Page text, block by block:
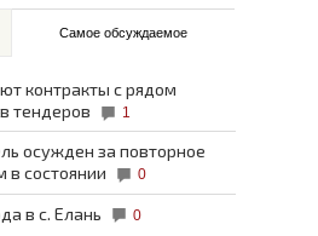
Самое обсуждаемое
контракты с рядом
тендеров
1
осужден за повторное
в состоянии
0
в с. Елань 0